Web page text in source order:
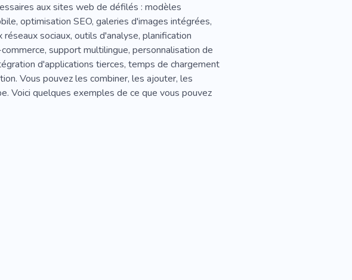
aux sites web de défilés : modèles
optimisation SEO, galeries d'images intégrées,
sociaux, outils d'analyse, planification
support multilingue, personnalisation de
d'applications tierces, temps de chargement
Vous pouvez les combiner, les ajouter, les
Voici quelques exemples de ce que vous pouvez